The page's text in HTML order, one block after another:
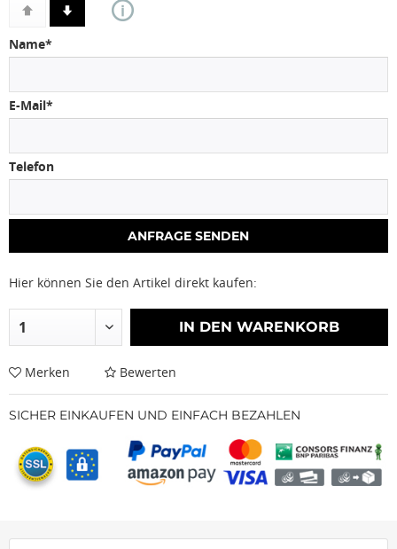
Name*
E-Mail*
Telefon
Hier können Sie den Artikel direkt kaufen:
IN DEN WARENKORB
Merken Bewerten
SICHER EINKAUFEN UND EINFACH BEZAHLEN